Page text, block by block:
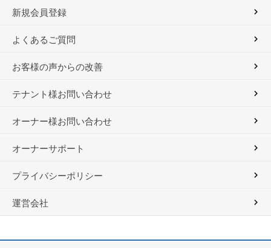
新規会員登録
よくあるご質問
お客様の声からの改善
テナント様お問い合わせ
オーナー様お問い合わせ
オーナーサポート
プライバシーポリシー
運営会社